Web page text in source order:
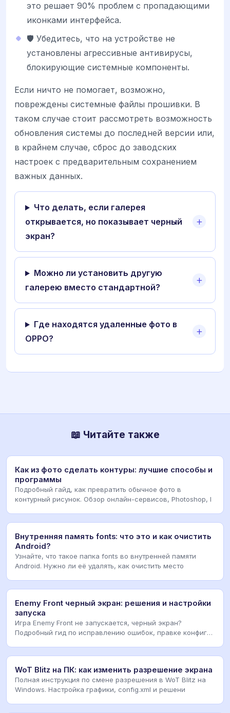
это решает 90% проблем с пропадающими
иконками интерфейса.
🛡️ Убедитесь, что на устройстве не
установлены агрессивные антивирусы,
блокирующие системные компоненты.
Если ничто не помогает, возможно,
повреждены системные файлы прошивки. В
таком случае стоит рассмотреть возможность
обновления системы до последней версии или,
в крайнем случае, сброс до заводских
настроек с предварительным сохранением
важных данных.
Что делать, если галерея
открывается, но показывает черный
экран?
Можно ли установить другую
галерею вместо стандартной?
Где находятся удаленные фото в
OPPO?
📖 Читайте также
Как из фото сделать контуры: лучшие способы и
программы
Подробный гайд, как превратить обычное фото в
контурный рисунок. Обзор онлайн-сервисов, Photoshop, I
Внутренняя память fonts: что это и как очистить
Android?
Узнайте, что такое папка fonts во внутренней памяти
Android. Нужно ли её удалять, как очистить место
Enemy Front черный экран: решения и настройки
запуска
Игра Enemy Front не запускается, черный экран?
Подробный гид по исправлению ошибок, правке конфига
WoT Blitz на ПК: как изменить разрешение экрана
Полная инструкция по смене разрешения в WoT Blitz на
Windows. Настройка графики, config.xml и решени